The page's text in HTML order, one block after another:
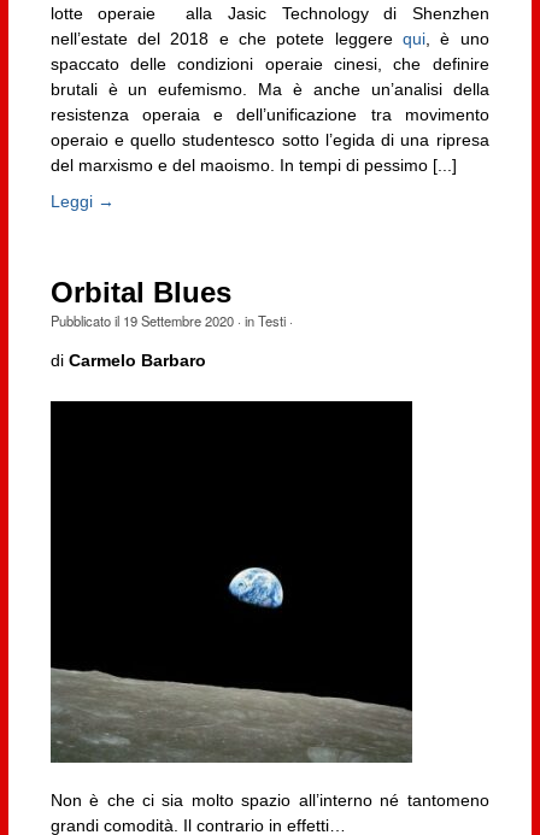
lotte operaie alla Jasic Technology di Shenzhen
nell’estate del 2018 e che potete leggerequi, è uno
spaccato delle condizioni operaie cinesi, che definire
brutali è un eufemismo. Ma è anche un’analisi della
resistenza operaia e dell’unificazione tra movimento
operaio e quello studentesco sotto l’egida di una ripresa
del marxismo e del maoismo. In tempi di pessimo [...]
Leggi →
Orbital Blues
Pubblicato il 19 Settembre 2020· inTesti·
di Carmelo Barbaro
Non è che ci sia molto spazio all’interno né tantomeno
grandi comodità. Il contrario in effetti…